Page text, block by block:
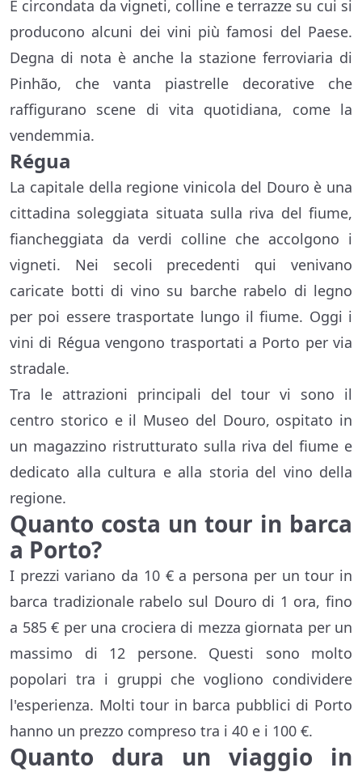
È circondata da vigneti, colline e terrazze su cui si
producono alcuni dei vini più famosi del Paese.
Degna di nota è anche la stazione ferroviaria di
Pinhão, che vanta piastrelle decorative che
raffigurano scene di vita quotidiana, come la
vendemmia.
Régua
La capitale della regione vinicola del Douro è una
cittadina soleggiata situata sulla riva del fiume,
fiancheggiata da verdi colline che accolgono i
vigneti. Nei secoli precedenti qui venivano
caricate botti di vino su barche rabelo di legno
per poi essere trasportate lungo il fiume. Oggi i
vini di Régua vengono trasportati a Porto per via
stradale.
Tra le attrazioni principali del tour vi sono il
centro storico e il Museo del Douro, ospitato in
un magazzino ristrutturato sulla riva del fiume e
dedicato alla cultura e alla storia del vino della
regione.
Quanto costa un tour in barca
a Porto?
I prezzi variano da 10 € a persona per un tour in
barca tradizionale rabelo sul Douro di 1 ora, fino
a 585 € per una crociera di mezza giornata per un
massimo di 12 persone. Questi sono molto
popolari tra i gruppi che vogliono condividere
l'esperienza. Molti tour in barca pubblici di Porto
hanno un prezzo compreso tra i 40 e i 100 €.
Quanto dura un viaggio in